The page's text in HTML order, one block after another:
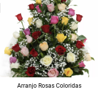
Arranjo Rosas Coloridas